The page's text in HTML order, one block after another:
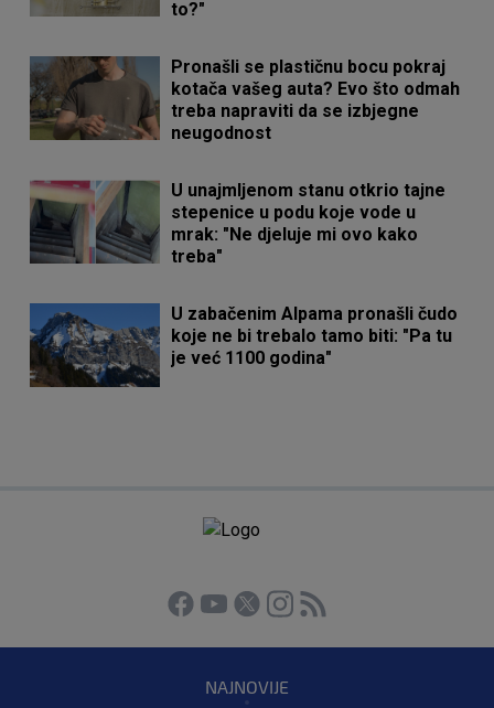
to?"
Pronašli se plastičnu bocu pokraj
kotača vašeg auta? Evo što odmah
treba napraviti da se izbjegne
neugodnost
U unajmljenom stanu otkrio tajne
stepenice u podu koje vode u
mrak: "Ne djeluje mi ovo kako
treba"
U zabačenim Alpama pronašli čudo
koje ne bi trebalo tamo biti: "Pa tu
je već 1100 godina"
NAJNOVIJE